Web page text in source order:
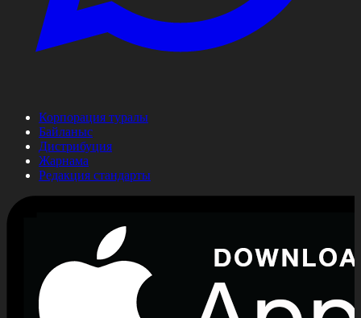
Корпорация туралы
Байланыс
Дистрибуция
Жарнама
Редакция стандарты